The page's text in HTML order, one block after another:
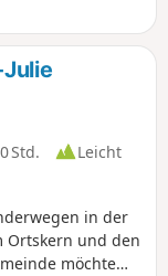
Std.
Leicht
in der
Ortskern und den
möchte